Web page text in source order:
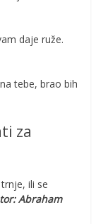
daje ruže.
tebe, brao bih
za
ili se
Abraham